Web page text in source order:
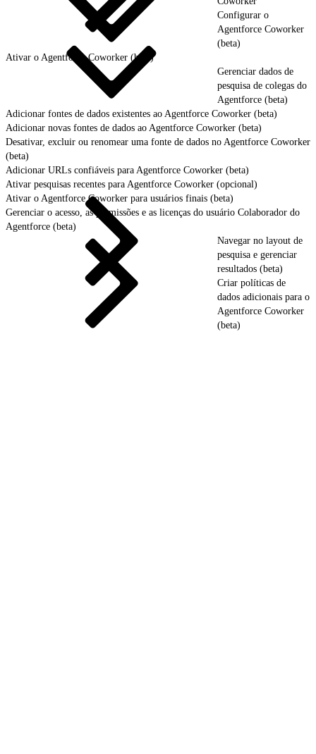
Configurar o
Agentforce Coworker
(beta)
Ativar o Agentforce Coworker (beta)
Gerenciar dados de
pesquisa de colegas do
Agentforce (beta)
Adicionar fontes de dados existentes ao Agentforce Coworker (beta)
Adicionar novas fontes de dados ao Agentforce Coworker (beta)
Desativar, excluir ou renomear uma fonte de dados no Agentforce Coworker
(beta)
Adicionar URLs confiáveis para Agentforce Coworker (beta)
Ativar pesquisas recentes para Agentforce Coworker (opcional)
Ativar o Agentforce Coworker para usuários finais (beta)
Gerenciar o acesso, as permissões e as licenças do usuário Colaborador do
Agentforce (beta)
Navegar no layout de
pesquisa e gerenciar
resultados (beta)
Criar políticas de
dados adicionais para o
Agentforce Coworker
(beta)